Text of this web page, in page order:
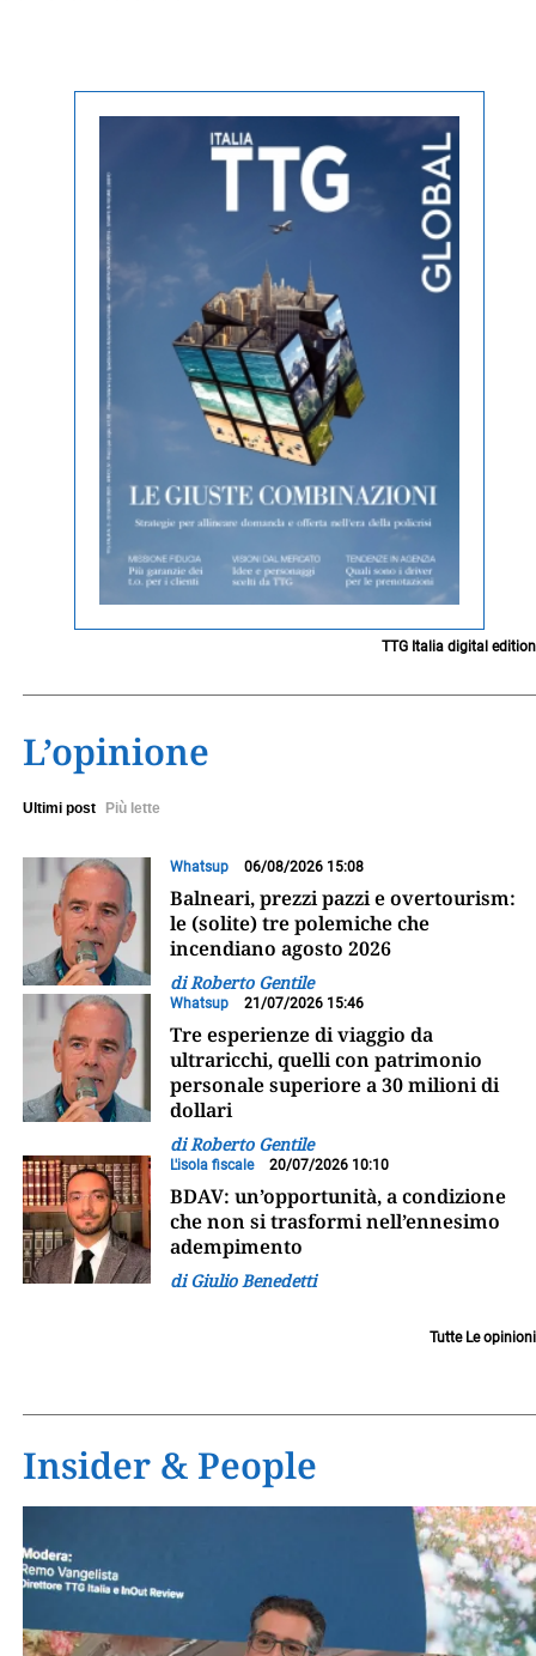
TTG Italia digital edition
L’opinione
Ultimi post Più lette
Whatsup 06/08/2026 15:08
Balneari, prezzi pazzi e overtourism:
le (solite) tre polemiche che
incendiano agosto 2026
di Roberto Gentile
Whatsup 21/07/2026 15:46
Tre esperienze di viaggio da
ultraricchi, quelli con patrimonio
personale superiore a 30 milioni di
dollari
di Roberto Gentile
L'isola fiscale 20/07/2026 10:10
BDAV: un’opportunità, a condizione
che non si trasformi nell’ennesimo
adempimento
di Giulio Benedetti
Tutte Le opinioni
Insider & People